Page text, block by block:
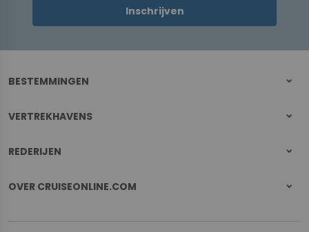
Inschrijven
BESTEMMINGEN
VERTREKHAVENS
REDERIJEN
OVER CRUISEONLINE.COM